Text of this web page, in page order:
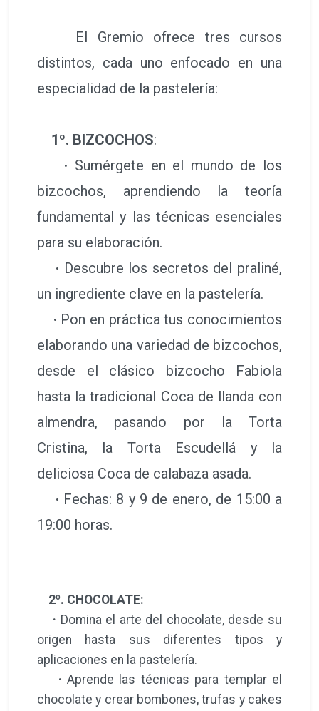
El Gremio ofrece tres cursos
distintos, cada uno enfocado en una
especialidad de la pastelería:
1º. BIZCOCHOS:
· Sumérgete en el mundo de los
bizcochos, aprendiendo la teoría
fundamental y las técnicas esenciales
para su elaboración.
· Descubre los secretos del praliné,
un ingrediente clave en la pastelería.
· Pon en práctica tus conocimientos
elaborando una variedad de bizcochos,
desde el clásico bizcocho Fabiola
hasta la tradicional Coca de llanda con
almendra, pasando por la Torta
Cristina, la Torta Escudellá y la
deliciosa Coca de calabaza asada.
· Fechas: 8 y 9 de enero, de 15:00 a
19:00 horas.
2º. CHOCOLATE:
· Domina el arte del chocolate, desde su
origen hasta sus diferentes tipos y
aplicaciones en la pastelería.
· Aprende las técnicas para templar el
chocolate y crear bombones, trufas y cakes